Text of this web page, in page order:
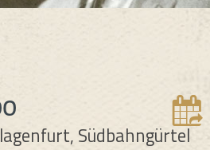
Südbahngürtel